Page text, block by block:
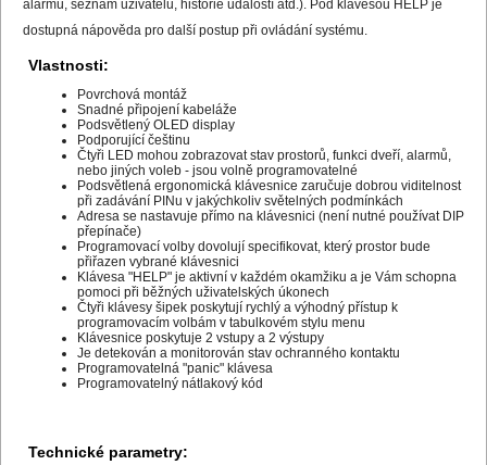
alarmů, seznam uživatelů, historie událostí atd.). Pod klávesou HELP je
dostupná nápověda pro další postup při ovládání systému.
Vlastnosti:
Povrchová montáž
Snadné připojení kabeláže
Podsvětlený OLED display
Podporující češtinu
Čtyři LED mohou zobrazovat stav prostorů, funkci dveří, alarmů,
nebo jiných voleb - jsou volně programovatelné
Podsvětlená ergonomická klávesnice zaručuje dobrou viditelnost
při zadávání PINu v jakýchkoliv světelných podmínkách
Adresa se nastavuje přímo na klávesnici (není nutné používat DIP
přepínače)
Programovací volby dovolují specifikovat, který prostor bude
přiřazen vybrané klávesnici
Klávesa "HELP" je aktivní v každém okamžiku a je Vám schopna
pomoci při běžných uživatelských úkonech
Čtyři klávesy šipek poskytují rychlý a výhodný přístup k
programovacím volbám v tabulkovém stylu menu
Klávesnice poskytuje 2 vstupy a 2 výstupy
Je detekován a monitorován stav ochranného kontaktu
Programovatelná "panic" klávesa
Programovatelný nátlakový kód
Technické parametry: